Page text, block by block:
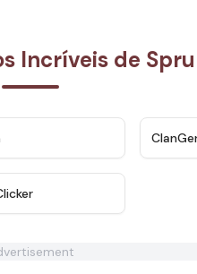
Incríveis de